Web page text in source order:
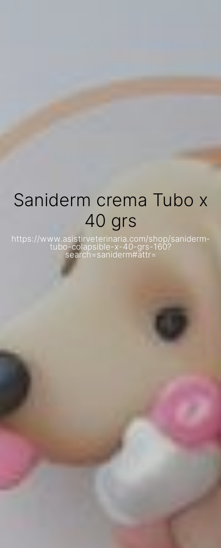
Saniderm crema Tubo x
40 grs
https://www.asistirveterinaria.com/shop/saniderm-
tubo-colapsible-x-40-grs-160?
search=saniderm#attr=